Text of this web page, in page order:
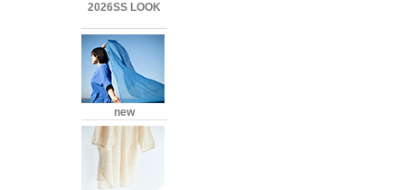
2026SS LOOK
new